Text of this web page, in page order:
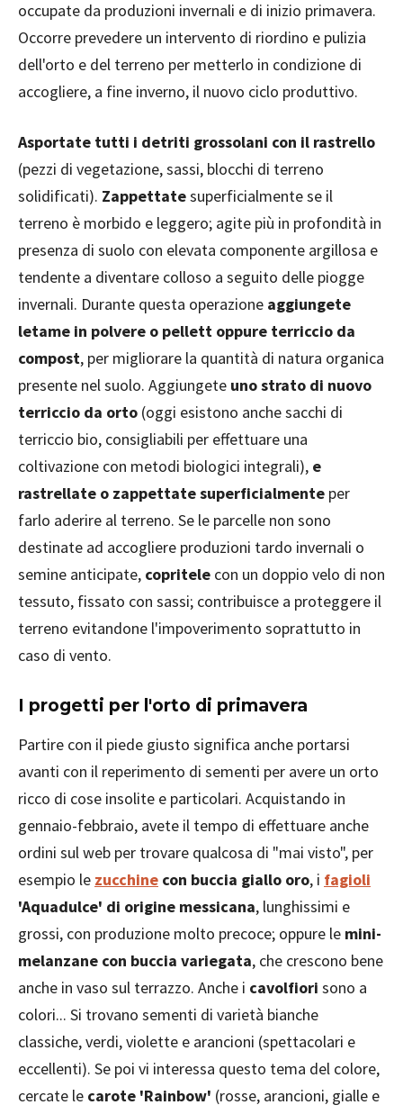
occupate da produzioni invernali e di inizio primavera.
Occorre prevedere un intervento di riordino e pulizia
dell'orto e del terreno per metterlo in condizione di
accogliere, a fine inverno, il nuovo ciclo produttivo.
Asportate tutti i detriti grossolani con il rastrello
(pezzi di vegetazione, sassi, blocchi di terreno
solidificati). Zappettatesuperficialmente se il
terreno è morbido e leggero; agite più in profondità in
presenza di suolo con elevata componente argillosa e
tendente a diventare colloso a seguito delle piogge
invernali. Durante questa operazione aggiungete
letame in polvere o pellett oppure terriccio da
compost, per migliorare la quantità di natura organica
presente nel suolo. Aggiungete uno strato di nuovo
terriccio da orto (oggi esistono anche sacchi di
terriccio bio, consigliabili per effettuare una
coltivazione con metodi biologici integrali), e
rastrellate o zappettate superficialmente per
farlo aderire al terreno. Se le parcelle non sono
destinate ad accogliere produzioni tardo invernali o
semine anticipate, copritele con un doppio velo di non
tessuto, fissato con sassi; contribuisce a proteggere il
terreno evitandone l'impoverimento soprattutto in
caso di vento.
I progetti per l'orto di primavera
Partire con il piede giusto significa anche portarsi
avanti con il reperimento di sementi per avere un orto
ricco di cose insolite e particolari. Acquistando in
gennaio-febbraio, avete il tempo di effettuare anche
ordini sul web per trovare qualcosa di "mai visto", per
esempio le zucchine con buccia giallo oro, i fagioli
'Aquadulce' di origine messicana, lunghissimi e
grossi, con produzione molto precoce; oppure le mini-
melanzane con buccia variegata, che crescono bene
anche in vaso sul terrazzo. Anche i cavolfiori sono a
colori... Si trovano sementi di varietà bianche
classiche, verdi, violette e arancioni (spettacolari e
eccellenti). Se poi vi interessa questo tema del colore,
cercate le carote 'Rainbow' (rosse, arancioni, gialle e